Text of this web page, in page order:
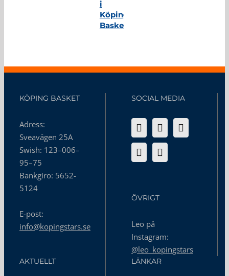
i
Köping
Basket
KÖPING BASKET
Adress:
Sveavägen 25A
Swish: 123–006–
95–75
Bankgiro: 5652-
5124
E-post:
info@kopingstars.se
SOCIAL MEDIA
ÖVRIGT
Leo på
Instagram:
@leo_kopingstars
AKTUELLT LÄNKAR